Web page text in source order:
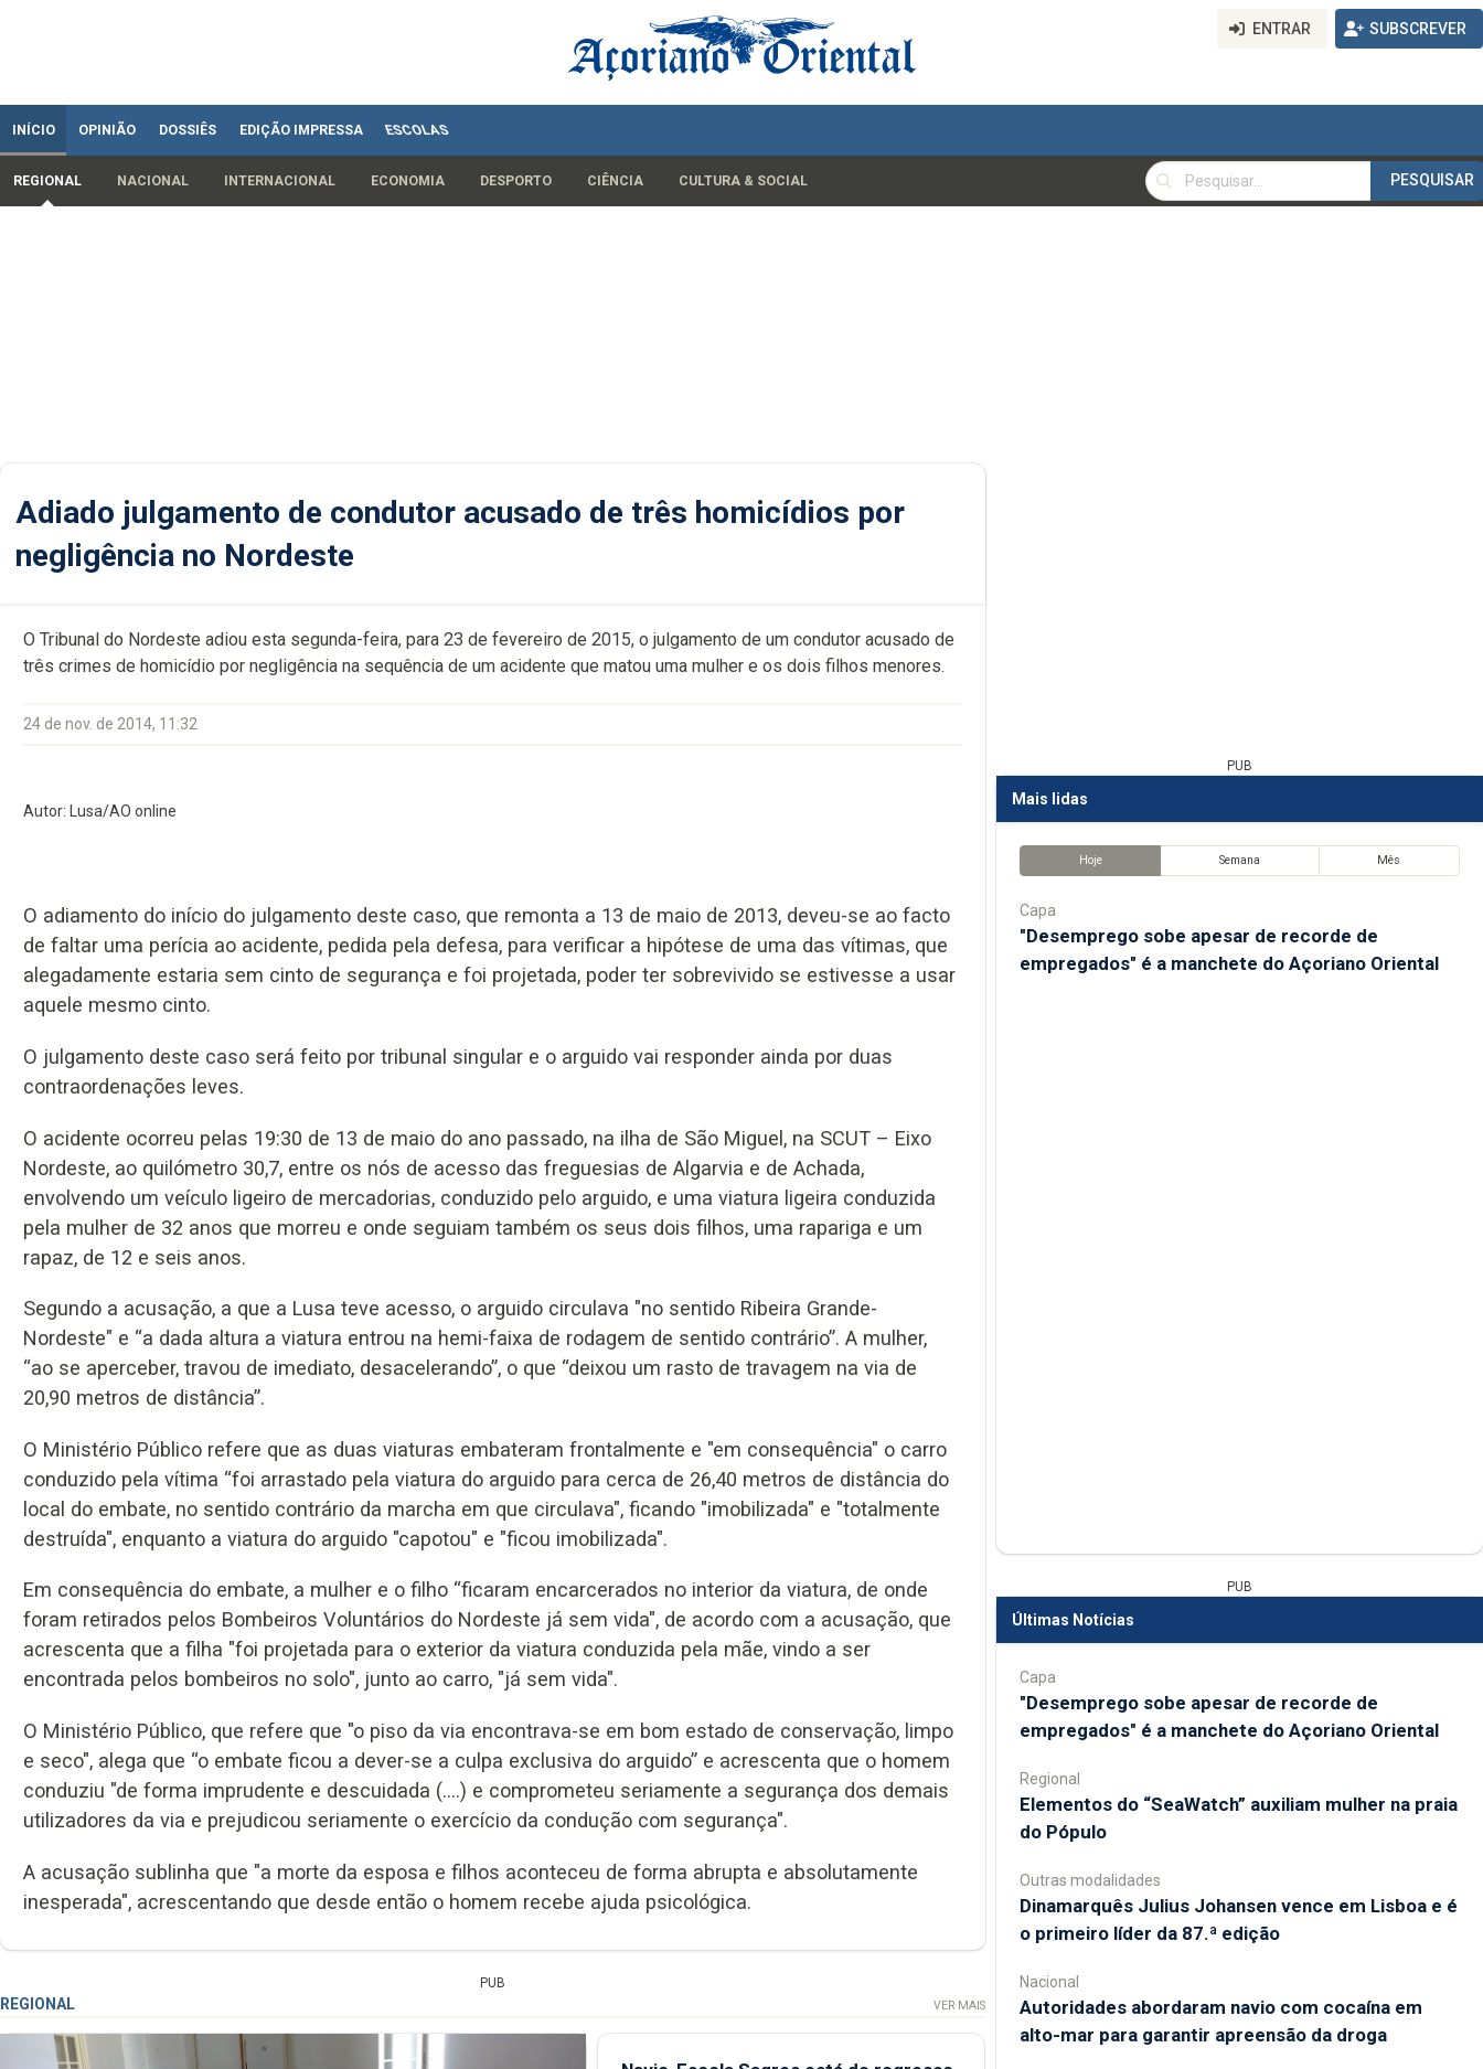
ENTRAR SUBSCREVER
INÍCIO OPINIÃO DOSSIÊS EDIÇÃO IMPRESSA ESCOLAS
REGIONAL NACIONAL INTERNACIONAL ECONOMIA DESPORTO CIÊNCIA CULTURA & SOCIAL
PESQUISAR
PESQUISAR
Adiado julgamento de condutor acusado de três homicídios por
negligência no Nordeste
O Tribunal do Nordeste adiou esta segunda-feira, para 23 de fevereiro de 2015, o julgamento de um condutor acusado de
três crimes de homicídio por negligência na sequência de um acidente que matou uma mulher e os dois filhos menores.
24 de nov. de 2014, 11:32
Autor: Lusa/AO online
O adiamento do início do julgamento deste caso, que remonta a 13 de maio de 2013, deveu-se ao facto
de faltar uma perícia ao acidente, pedida pela defesa, para verificar a hipótese de uma das vítimas, que
alegadamente estaria sem cinto de segurança e foi projetada, poder ter sobrevivido se estivesse a usar
aquele mesmo cinto.
O julgamento deste caso será feito por tribunal singular e o arguido vai responder ainda por duas
contraordenações leves.
O acidente ocorreu pelas 19:30 de 13 de maio do ano passado, na ilha de São Miguel, na SCUT – Eixo
Nordeste, ao quilómetro 30,7, entre os nós de acesso das freguesias de Algarvia e de Achada,
envolvendo um veículo ligeiro de mercadorias, conduzido pelo arguido, e uma viatura ligeira conduzida
pela mulher de 32 anos que morreu e onde seguiam também os seus dois filhos, uma rapariga e um
rapaz, de 12 e seis anos.
Segundo a acusação, a que a Lusa teve acesso, o arguido circulava "no sentido Ribeira Grande-
Nordeste" e “a dada altura a viatura entrou na hemi-faixa de rodagem de sentido contrário”. A mulher,
“ao se aperceber, travou de imediato, desacelerando”, o que “deixou um rasto de travagem na via de
20,90 metros de distância”.
O Ministério Público refere que as duas viaturas embateram frontalmente e "em consequência" o carro
conduzido pela vítima “foi arrastado pela viatura do arguido para cerca de 26,40 metros de distância do
local do embate, no sentido contrário da marcha em que circulava", ficando "imobilizada" e "totalmente
destruída", enquanto a viatura do arguido "capotou" e "ficou imobilizada".
Em consequência do embate, a mulher e o filho “ficaram encarcerados no interior da viatura, de onde
foram retirados pelos Bombeiros Voluntários do Nordeste já sem vida", de acordo com a acusação, que
acrescenta que a filha "foi projetada para o exterior da viatura conduzida pela mãe, vindo a ser
encontrada pelos bombeiros no solo", junto ao carro, "já sem vida".
O Ministério Público, que refere que "o piso da via encontrava-se em bom estado de conservação, limpo
e seco", alega que “o embate ficou a dever-se a culpa exclusiva do arguido” e acrescenta que o homem
conduziu "de forma imprudente e descuidada (....) e comprometeu seriamente a segurança dos demais
utilizadores da via e prejudicou seriamente o exercício da condução com segurança".
A acusação sublinha que "a morte da esposa e filhos aconteceu de forma abrupta e absolutamente
inesperada", acrescentando que desde então o homem recebe ajuda psicológica.
PUB
REGIONAL VER MAIS
PUB
Mais lidas
Hoje Semana Mês
Capa
"Desemprego sobe apesar de recorde de
empregados" é a manchete do Açoriano Oriental
PUB
Últimas Notícias
Capa
"Desemprego sobe apesar de recorde de
empregados" é a manchete do Açoriano Oriental
Regional
​Elementos do “SeaWatch” auxiliam mulher na praia
do Pópulo
Outras modalidades
Dinamarquês Julius Johansen vence em Lisboa e é
o primeiro líder da 87.ª edição
Nacional
Autoridades abordaram navio com cocaína em
alto-mar para garantir apreensão da droga